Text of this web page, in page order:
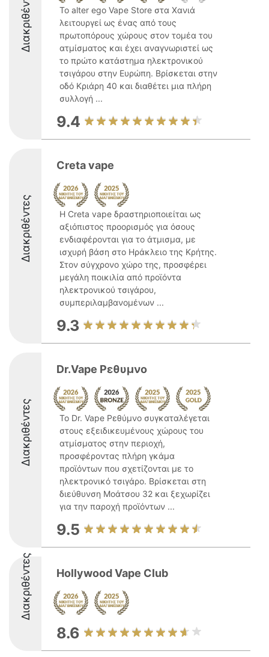
Διακριθέντες
Το alter ego Vape Store στα Χανιά
λειτουργεί ως ένας από τους
πρωτοπόρους χώρους στον τομέα του
ατμίσματος και έχει αναγνωριστεί ως
το πρώτο κατάστημα ηλεκτρονικού
τσιγάρου στην Ευρώπη. Βρίσκεται στην
οδό Κριάρη 40 και διαθέτει μια πλήρη
συλλογή ...
9.4
Διακριθέντες
Creta vape
Η Creta vape δραστηριοποιείται ως
αξιόπιστος προορισμός για όσους
ενδιαφέρονται για το άτμισμα, με
ισχυρή βάση στο Ηράκλειο της Κρήτης.
Στον σύγχρονο χώρο της, προσφέρει
μεγάλη ποικιλία από προϊόντα
ηλεκτρονικού τσιγάρου,
συμπεριλαμβανομένων ...
9.3
Διακριθέντες
Dr.Vape Ρεθυμνο
Το Dr. Vape Ρεθύμνο συγκαταλέγεται
στους εξειδικευμένους χώρους του
ατμίσματος στην περιοχή,
προσφέροντας πλήρη γκάμα
προϊόντων που σχετίζονται με το
ηλεκτρονικό τσιγάρο. Βρίσκεται στη
διεύθυνση Μοάτσου 32 και ξεχωρίζει
για την παροχή προϊόντων ...
9.5
Διακριθέντες Hollywood Vape Club
8.6